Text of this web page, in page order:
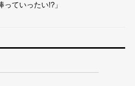
ていったい!?」